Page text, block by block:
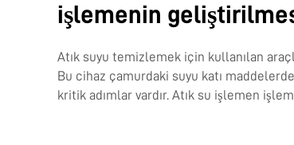
işlemenin
Atık suyu temizlemek için kullanılan
Bu cihaz çamurdaki suyu katı
kritik adımlar vardır. Atık su işlemen